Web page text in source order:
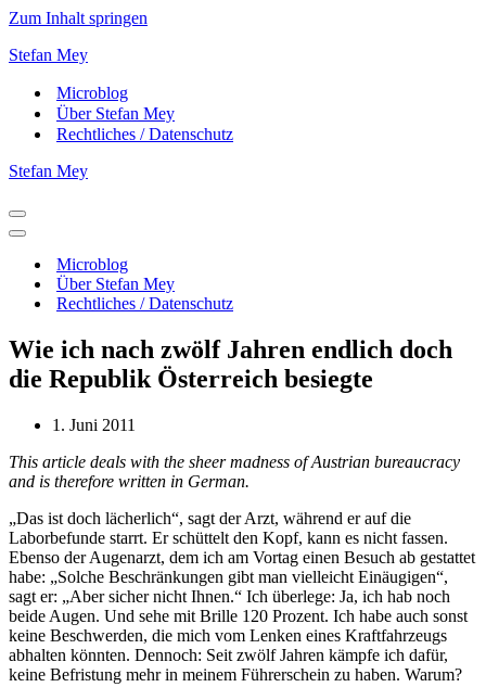
Zum Inhalt springen
Stefan Mey
Microblog
Über Stefan Mey
Rechtliches / Datenschutz
Stefan Mey
Navigationsmenü
Navigationsmenü
Microblog
Über Stefan Mey
Rechtliches / Datenschutz
Wie ich nach zwölf Jahren endlich doch
die Republik Österreich besiegte
1. Juni 2011
This article deals with the sheer madness of Austrian bureaucracy
and is therefore written in German.
„Das ist doch lächerlich“, sagt der Arzt, während er auf die
Laborbefunde starrt. Er schüttelt den Kopf, kann es nicht fassen.
Ebenso der Augenarzt, dem ich am Vortag einen Besuch ab gestattet
habe: „Solche Beschränkungen gibt man vielleicht Einäugigen“,
sagt er: „Aber sicher nicht Ihnen.“ Ich überlege: Ja, ich hab noch
beide Augen. Und sehe mit Brille 120 Prozent. Ich habe auch sonst
keine Beschwerden, die mich vom Lenken eines Kraftfahrzeugs
abhalten könnten. Dennoch: Seit zwölf Jahren kämpfe ich dafür,
keine Befristung mehr in meinem Führerschein zu haben. Warum?